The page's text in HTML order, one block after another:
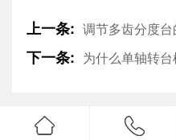
上一条: 调节多齿分度
下一条: 为什么单轴转